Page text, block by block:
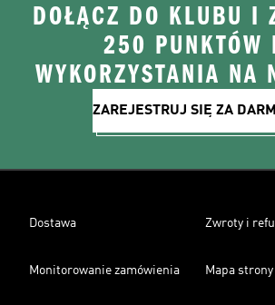
DOŁĄCZ DO KLUBU I
250 PUNKTÓW
WYKORZYSTANIA NA
ZAREJESTRUJ SIĘ ZA
Dostawa Zwroty i
Monitorowanie zamówienia Mapa strony